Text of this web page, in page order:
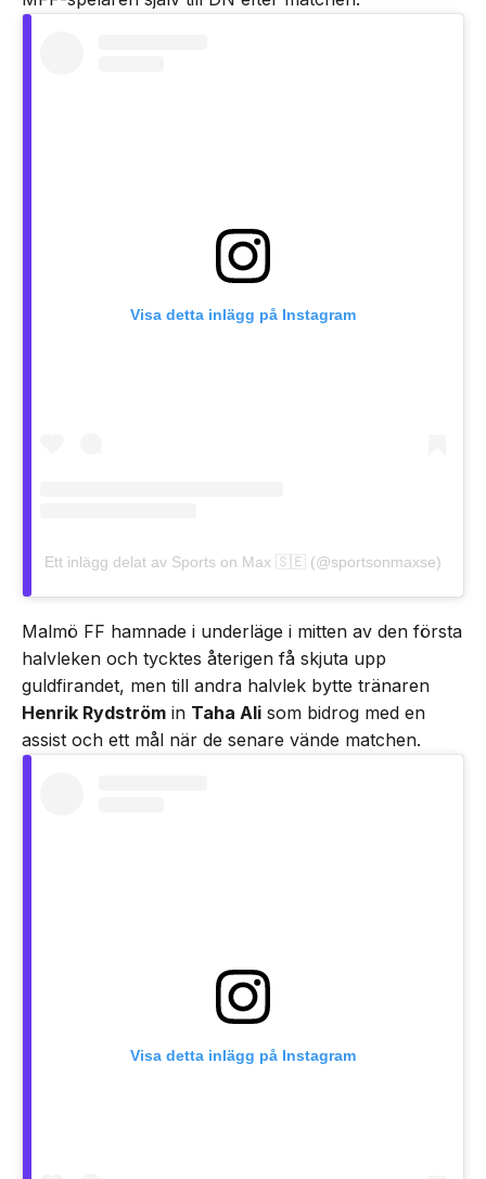
Visa detta inlägg på Instagram
Ett inlägg delat av Sports on Max 🇸🇪 (@sportsonmaxse)
Malmö FF hamnade i underläge i mitten av den första
halvleken och tycktes återigen få skjuta upp
guldfirandet, men till andra halvlek bytte tränaren
Henrik Rydström in Taha Ali som bidrog med en
assist och ett mål när de senare vände matchen.
Visa detta inlägg på Instagram